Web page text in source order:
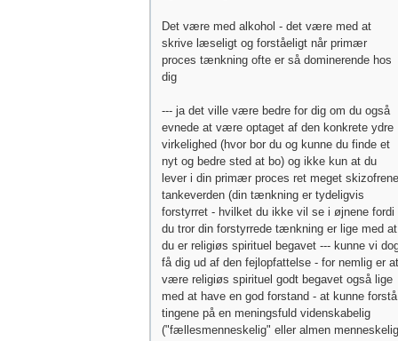
Det være med alkohol - det være med at
skrive læseligt og forståeligt når primær
proces tænkning ofte er så dominerende hos
dig
--- ja det ville være bedre for dig om du også
evnede at være optaget af den konkrete ydre
virkelighed (hvor bor du og kunne du finde et
nyt og bedre sted at bo) og ikke kun at du
lever i din primær proces ret meget skizofrene
tankeverden (din tænkning er tydeligvis
forstyrret - hvilket du ikke vil se i øjnene fordi
du tror din forstyrrede tænkning er lige med at
du er religiøs spirituel begavet --- kunne vi
få dig ud af den fejlopfattelse - for nemlig er at
være religiøs spirituel godt begavet også lige
med at have en god forstand - at kunne forstå
tingene på en meningsfuld videnskabelig
("fællesmenneskelig" eller almen menneskelig